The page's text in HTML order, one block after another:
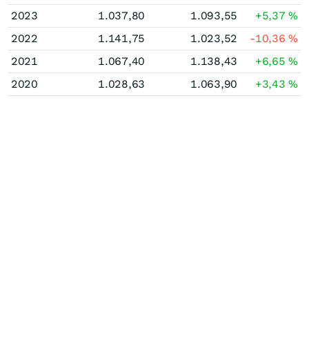
2023
1.037,80 1.093,55 +5,37%
2022
1.141,75 1.023,52 -10,36%
2021
1.067,40 1.138,43 +6,65%
2020
1.028,63 1.063,90 +3,43%